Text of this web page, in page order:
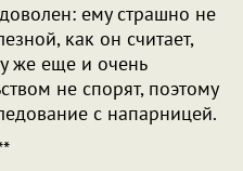
ему страшно не
как он считает,
же еще и очень
не спорят, поэтому
с напарницей.